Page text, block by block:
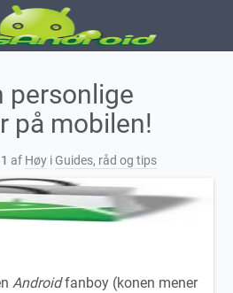
personlige
på mobilen!
af Høy i Guides, råd og tips
Androidfanboy (konen mener